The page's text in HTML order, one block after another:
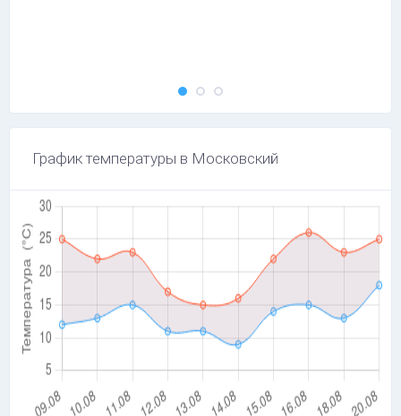
График температуры в Московский